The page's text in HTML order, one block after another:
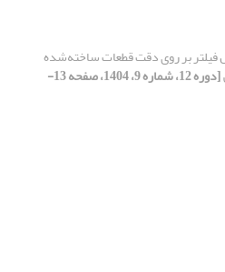
فیلتر بر روی دقت قطعات ساخته‌شده
[دوره 12، شماره 9، 1404، صفحه 13-